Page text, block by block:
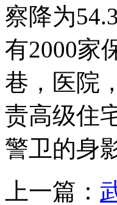
察降为
有2000家
巷，医院
责高级住
警卫的身
上一篇：